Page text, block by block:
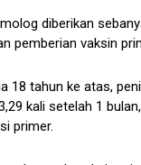
diberikan
pemberian vaksin
18 tahun ke atas,
kali setelah 1
primer.